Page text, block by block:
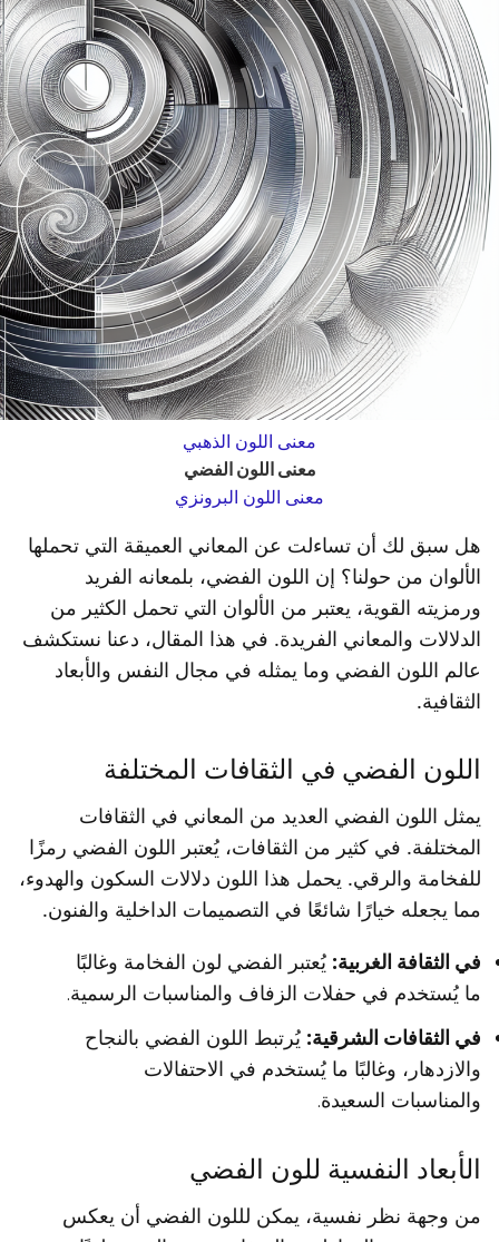
معنى اللون الذهبي
معنى اللون الفضي
معنى اللون البرونزي
هل سبق لك أن تساءلت عن المعاني العميقة التي تحملها
الألوان من حولنا؟ إن اللون الفضي، بلمعانه الفريد
ورمزيته القوية، يعتبر من الألوان التي تحمل الكثير من
الدلالات والمعاني الفريدة. في هذا المقال، دعنا نستكشف
عالم اللون الفضي وما يمثله في مجال النفس والأبعاد
الثقافية.
اللون الفضي في الثقافات المختلفة
يمثل اللون الفضي العديد من المعاني في الثقافات
المختلفة. في كثير من الثقافات، يُعتبر اللون الفضي رمزًا
للفخامة والرقي. يحمل هذا اللون دلالات السكون والهدوء،
مما يجعله خيارًا شائعًا في التصميمات الداخلية والفنون.
في الثقافة الغربية: يُعتبر الفضي لون الفخامة وغالبًا
ما يُستخدم في حفلات الزفاف والمناسبات الرسمية.
في الثقافات الشرقية: يُرتبط اللون الفضي بالنجاح
والازدهار، وغالبًا ما يُستخدم في الاحتفالات
والمناسبات السعيدة.
الأبعاد النفسية للون الفضي
من وجهة نظر نفسية، يمكن لللون الفضي أن يعكس